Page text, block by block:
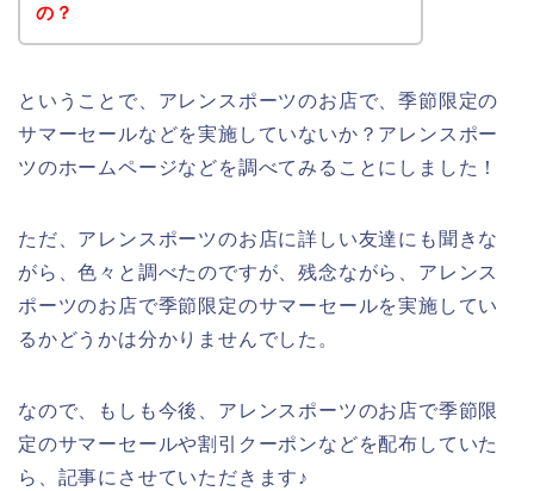
の？
ということで、アレンスポーツのお店で、季節限定の
サマーセールなどを実施していないか？アレンスポー
ツのホームページなどを調べてみることにしました！
ただ、アレンスポーツのお店に詳しい友達にも聞きな
がら、色々と調べたのですが、残念ながら、アレンス
ポーツのお店で季節限定のサマーセールを実施してい
るかどうかは分かりませんでした。
なので、もしも今後、アレンスポーツのお店で季節限
定のサマーセールや割引クーポンなどを配布していた
ら、記事にさせていただきます♪